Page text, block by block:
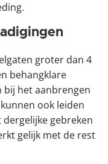
groter dan 4
behangklare
bij het aanbrengen
ook leiden
gebreken
gelijk met de rest